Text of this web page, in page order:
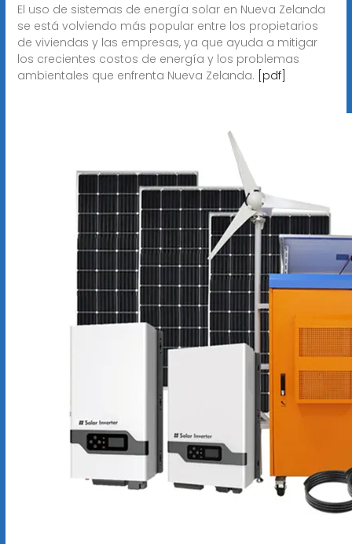
El uso de sistemas de energía solar en Nueva Zelanda
se está volviendo más popular entre los propietarios
de viviendas y las empresas, ya que ayuda a mitigar
los crecientes costos de energía y los problemas
ambientales que enfrenta Nueva Zelanda. [pdf]